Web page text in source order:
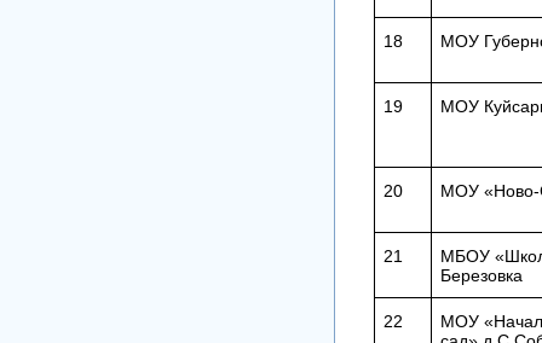
18 МОУ
19 МОУ
20 МОУ «Ново-
21
МБОУ
Березовка
22
МОУ